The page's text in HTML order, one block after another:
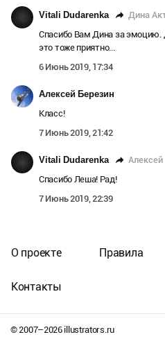
Vitali Dudarenka Дина
Спасибо Вам Дина за
это тоже приятно...
6 Июнь 2019, 17:34
Алексей Березин
Класс!
7 Июнь 2019, 21:42
Vitali Dudarenka Алексей
Спасибо Леша! Рад!
7 Июнь 2019, 22:39
© 2007–2026illustrators.ru
О проекте Правила
Контакты